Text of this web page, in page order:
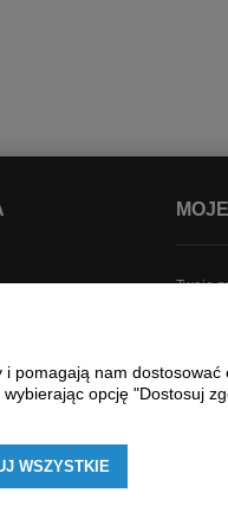
Twoje
pomagają nam
opcję "Dostosuj
WSZYSTKIE